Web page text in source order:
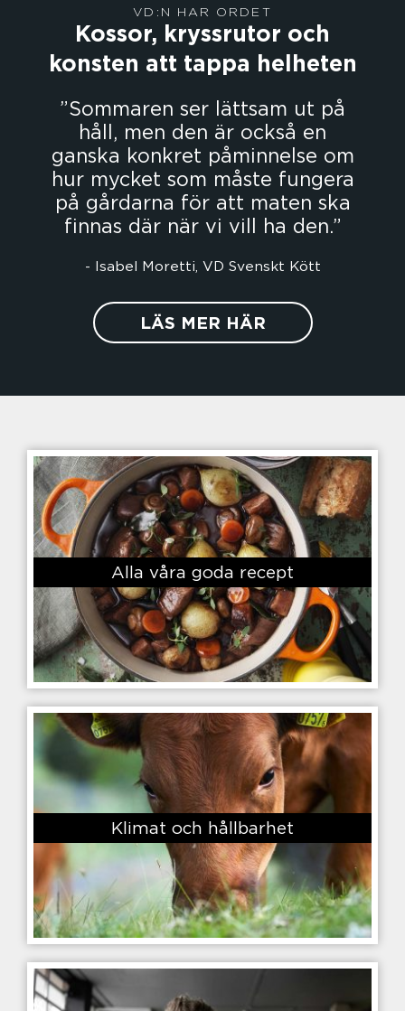
VD:N HAR ORDET
Kossor, kryssrutor och
konsten att tappa helheten
Sommaren ser lättsam ut på
håll, men den är också en
ganska konkret påminnelse om
hur mycket som måste fungera
på gårdarna för att maten ska
finnas där när vi vill ha den.
LÄS MER HÄR
Alla våra goda recept
Klimat och hållbarhet